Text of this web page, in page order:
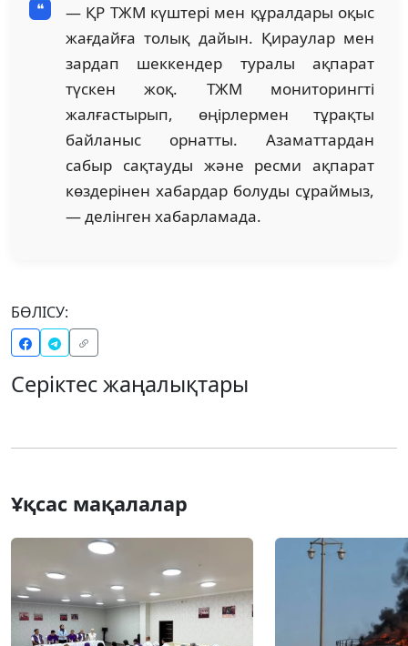
— ҚР ТЖМ күштері мен құралдары оқыс
жағдайға толық дайын. Қираулар мен
зардап шеккендер туралы ақпарат
түскен жоқ. ТЖМ мониторингті
жалғастырып, өңірлермен тұрақты
байланыс орнатты. Азаматтардан
сабыр сақтауды және ресми ақпарат
көздерінен хабардар болуды сұраймыз,
— делінген хабарламада.
БӨЛІСУ:
Серіктес жаңалықтары
Ұқсас мақалалар